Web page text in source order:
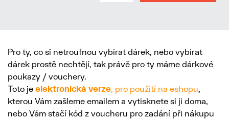
Pro ty, co si netroufnou vybírat dárek, nebo vybírat
dárek prostě nechtějí, tak právě pro ty máme dárkové
poukazy / vouchery.
Toto je elektronická verze, pro použítí na eshopu,
kterou Vám zašleme emailem a vytisknete si ji doma,
nebo Vám stačí kód z voucheru pro zadání při nákupu